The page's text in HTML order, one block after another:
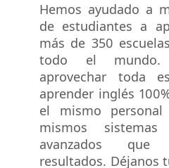
Hemos ayudado a
de estudiantes a
más de 350
todo el mundo.
aprovechar toda
aprender inglés
el mismo
mismos
avanzados
resultados. Déjanos